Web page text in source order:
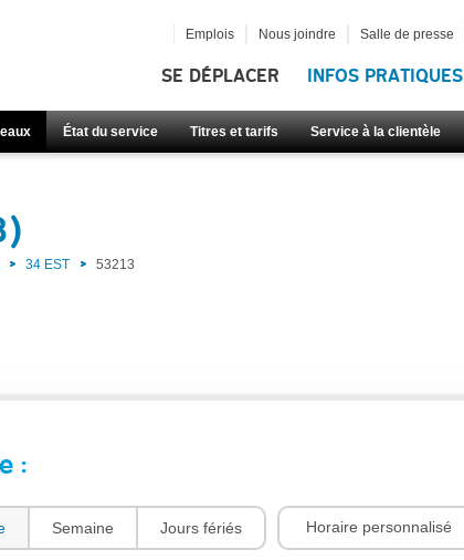
SE DÉPLACER INFOS PRATIQUES
État du service Titres et tarifs Service à la clientèle
Emplois Nous joindre Salle de presse
34 EST 53213
:
Semaine Jours fériés Horaire personnalisé